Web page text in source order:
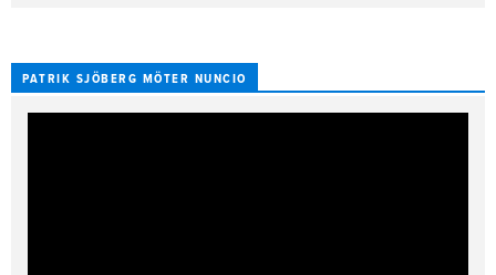
PATRIK SJÖBERG MÖTER NUNCIO